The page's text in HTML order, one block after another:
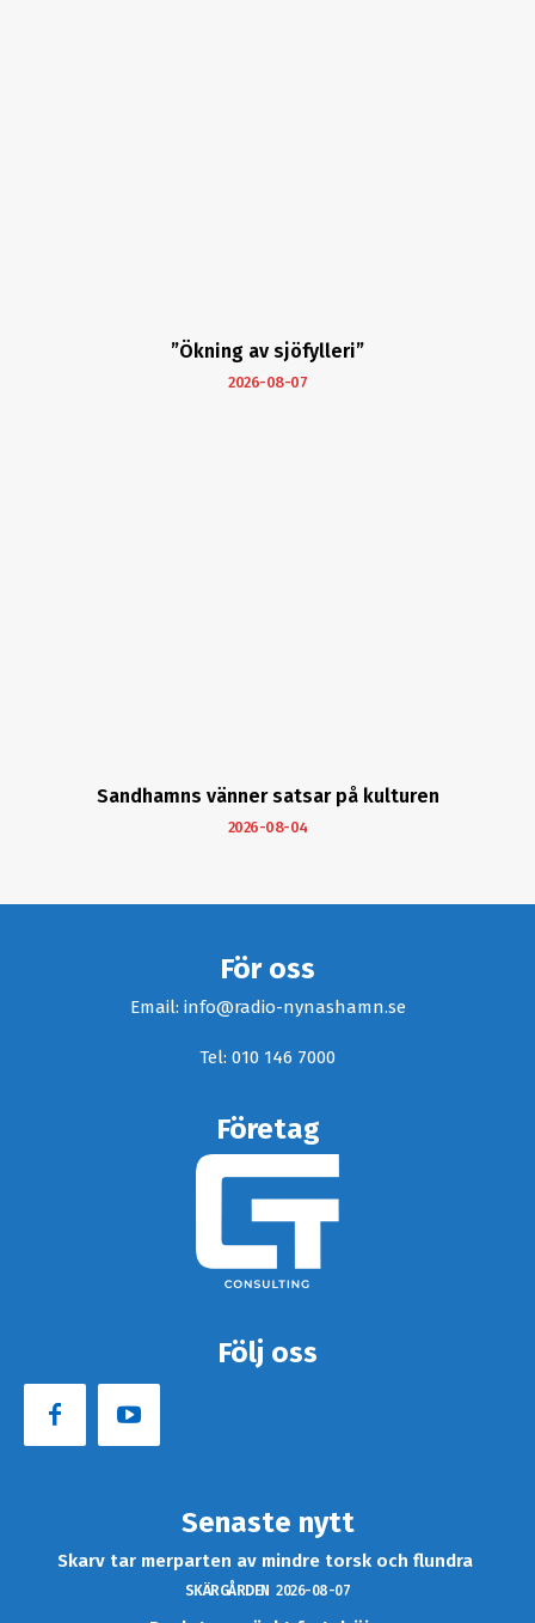
”Ökning av sjöfylleri”
2026-08-07
Sandhamns vänner satsar på kulturen
2026-08-04
För oss
Email: info@radio-nynashamn.se
Tel: 010 146 7000
Företag
Följ oss
Senaste nytt
Skarv tar merparten av mindre torsk och flundra
SKÄRGÅRDEN 2026-08-07